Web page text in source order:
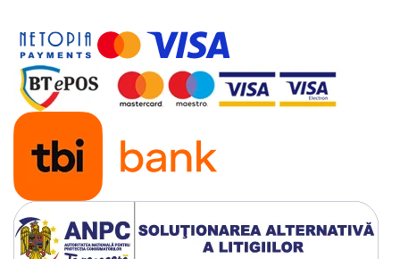
Dulapuri pentru cablare
structurata
Sigurante
Tablouri electrice
Lumina (Becuri si Lanterne)
Laptop & PC accesorii, baterii,
cabluri USB, prelungitoare USB
Cablu de date si Adaptoare
Solutii solare portabile
Lichidare de stoc